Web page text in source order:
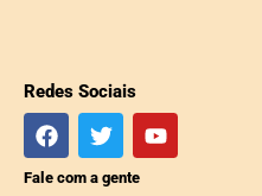
Redes Sociais
Fale com a gente